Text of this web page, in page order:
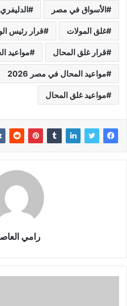
الأسواق في مصر الدليفري
غلق المولات قرار رئيس
قرار غلق المحال مواعيد
مواعيد المحال في مصر 2026
مواعيد غلق المحال
رامي